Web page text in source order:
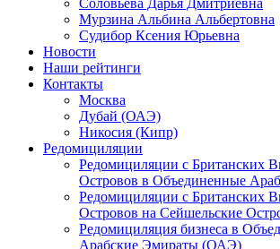
Соловьева Дарья Дмитриевна
Мурзина Альбина Альбертовна
Судибор Ксения Юрьевна
Новости
Наши рейтинги
Контакты
Москва
Дубай (ОАЭ)
Никосия (Кипр)
Редомициляции
Редомициляции с Британских
Островов в Объединенные
Редомициляции с Британских
Островов на Сейшельские
Редомициляция бизнеса в
Арабские Эмираты (ОАЭ)